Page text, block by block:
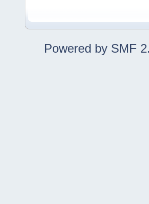
Powered by SMF